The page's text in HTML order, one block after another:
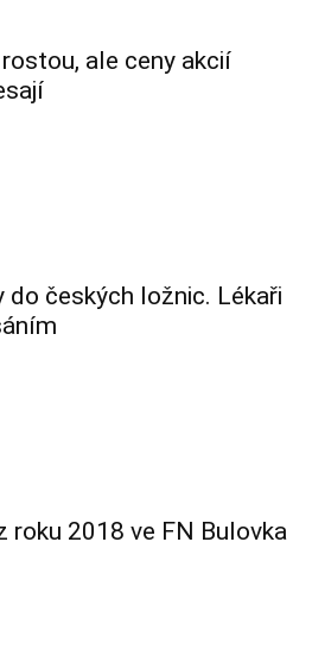
ale ceny akcií
českých ložnic. Lékaři
roku 2018 ve FN Bulovka